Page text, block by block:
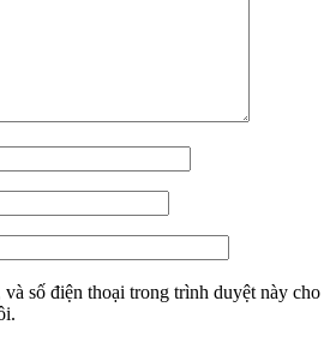
số điện thoại trong trình duyệt này cho